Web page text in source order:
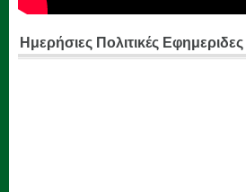
Ημερήσιες Πολιτικές Εφημεριδες